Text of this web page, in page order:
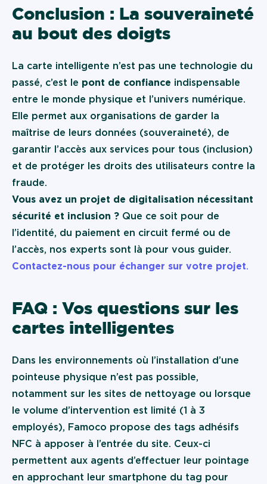
Conclusion : La souveraineté
au bout des doigts
La carte intelligente n’est pas une technologie du
passé, c’est le pont de confiance indispensable
entre le monde physique et l’univers numérique.
Elle permet aux organisations de garder la
maîtrise de leurs données (souveraineté), de
garantir l’accès aux services pour tous (inclusion)
et de protéger les droits des utilisateurs contre la
fraude.
Vous avez un projet de digitalisation nécessitant
sécurité et inclusion ? Que ce soit pour de
l’identité, du paiement en circuit fermé ou de
l’accès, nos experts sont là pour vous guider.
Contactez-nous pour échanger sur votre projet.
FAQ : Vos questions sur les
cartes intelligentes
Dans les environnements où l’installation d’une
pointeuse physique n’est pas possible,
notamment sur les sites de nettoyage ou lorsque
le volume d’intervention est limité (1 à 3
employés), Famoco propose des tags adhésifs
NFC à apposer à l’entrée du site. Ceux-ci
permettent aux agents d’effectuer leur pointage
en approchant leur smartphone du tag pour